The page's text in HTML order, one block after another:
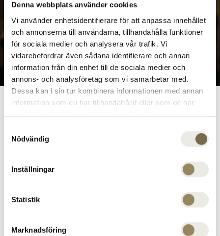
Denna webbplats använder cookies
Vi använder enhetsidentifierare för att anpassa innehållet
och annonserna till användarna, tillhandahålla funktioner
för sociala medier och analysera vår trafik. Vi
vidarebefordrar även sådana identifierare och annan
information från din enhet till de sociala medier och
annons- och analysföretag som vi samarbetar med.
Dessa kan i sin tur kombinera informationen med annan
information som du har tillhandahållit eller som de har
samlat in när du har använt deras tjänster.
Nödvändig
Inställningar
Statistik
Marknadsföring
kravleafstand til første tee. The National tilbyder
designet til at give et elegant og komfortabelt
værelsernes unikke størrelse kan vi tilbyde op til
60 komfortable sovepladser. Uanset hvilket